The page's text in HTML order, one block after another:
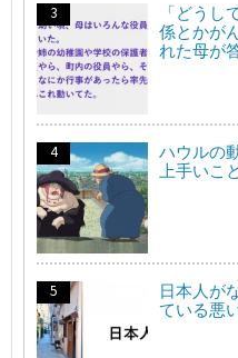
「どう
係とかが
れた母が
ハウルの
上手いこ
日本人が
ている悪